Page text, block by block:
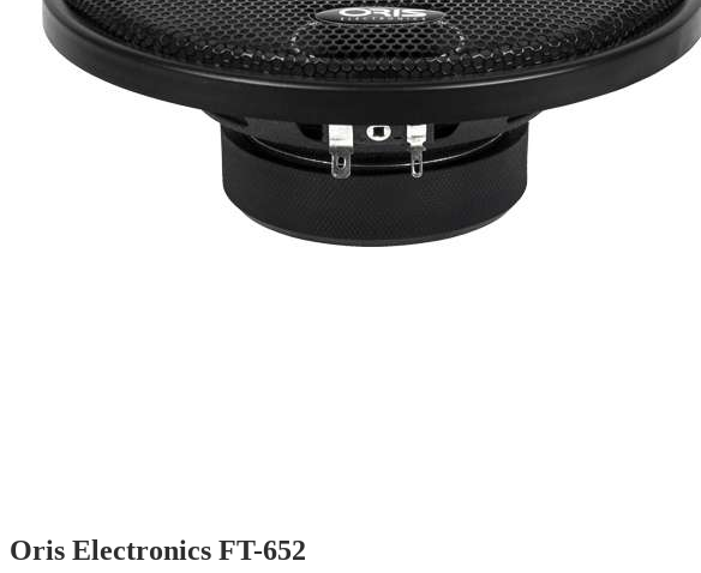
Oris Electronics FT-652